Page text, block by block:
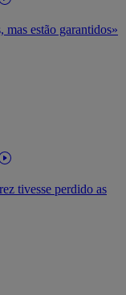
estão garantidos»
tivesse perdido as